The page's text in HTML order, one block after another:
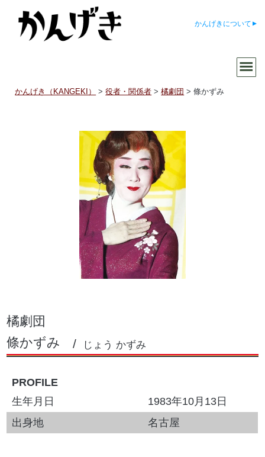
かんげきについて
かんげき（KANGEKI） >役者・関係者 >橘劇団 >條かずみ
橘劇団
條かずみ
じょう かずみ
PROFILE
生年月日
1983年10月13日
出身地
名古屋